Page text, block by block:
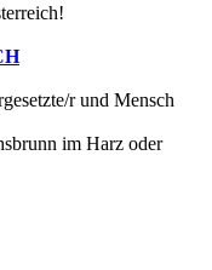
r und Mensch
im Harz oder